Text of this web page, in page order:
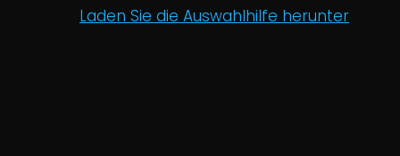
Laden Sie die Auswahlhilfe herunter